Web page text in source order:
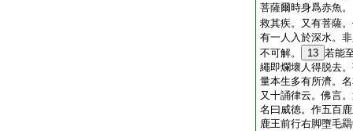
菩薩爾時身爲赤魚
救其疾。又有菩薩
有一人入於深水。
不可解。
13 若能
繩即爛壞人得脱去
量本生多有所濟。
又十誦律云。佛言
名曰威徳。作五百
鹿王前行右脚墮毛